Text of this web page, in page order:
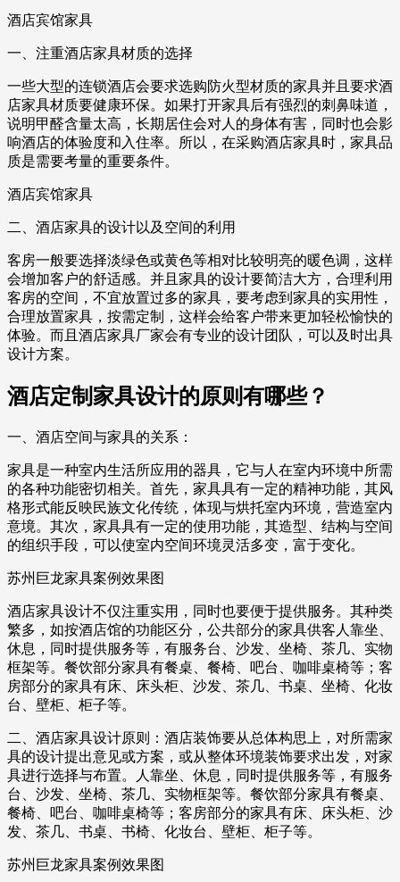
酒店宾馆家具
一、注重酒店家具材质的选择
一些大型的连锁酒店会要求选购防火型材质的家具并且要求酒
店家具材质要健康环保。如果打开家具后有强烈的刺鼻味道，
说明甲醛含量太高，长期居住会对人的身体有害，同时也会影
响酒店的体验度和入住率。所以，在采购酒店家具时，家具品
质是需要考量的重要条件。
酒店宾馆家具
二、酒店家具的设计以及空间的利用
客房一般要选择淡绿色或黄色等相对比较明亮的暖色调，这样
会增加客户的舒适感。并且家具的设计要简洁大方，合理利用
客房的空间，不宜放置过多的家具，要考虑到家具的实用性，
合理放置家具，按需定制，这样会给客户带来更加轻松愉快的
体验。而且酒店家具厂家会有专业的设计团队，可以及时出具
设计方案。
酒店定制家具设计的原则有哪些？
一、酒店空间与家具的关系：
家具是一种室内生活所应用的器具，它与人在室内环境中所需
的各种功能密切相关。首先，家具具有一定的精神功能，其风
格形式能反映民族文化传统，体现与烘托室内环境，营造室内
意境。其次，家具具有一定的使用功能，其造型、结构与空间
的组织手段，可以使室内空间环境灵活多变，富于变化。
苏州巨龙家具案例效果图
酒店家具设计不仅注重实用，同时也要便于提供服务。其种类
繁多，如按酒店馆的功能区分，公共部分的家具供客人靠坐、
休息，同时提供服务等，有服务台、沙发、坐椅、茶几、实物
框架等。餐饮部分家具有餐桌、餐椅、吧台、咖啡桌椅等；客
房部分的家具有床、床头柜、沙发、茶几、书桌、坐椅、化妆
台、壁柜、柜子等。
二、酒店家具设计原则：酒店装饰要从总体构思上，对所需家
具的设计提出意见或方案，或从整体环境装饰要求出发，对家
具进行选择与布置。人靠坐、休息，同时提供服务等，有服务
台、沙发、坐椅、茶几、实物框架等。餐饮部分家具有餐桌、
餐椅、吧台、咖啡桌椅等；客房部分的家具有床、床头柜、沙
发、茶几、书桌、书椅、化妆台、壁柜、柜子等。
苏州巨龙家具案例效果图